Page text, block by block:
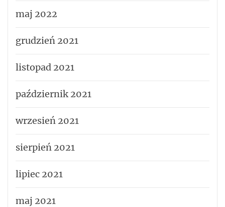
maj 2022
grudzień 2021
listopad 2021
październik 2021
wrzesień 2021
sierpień 2021
lipiec 2021
maj 2021